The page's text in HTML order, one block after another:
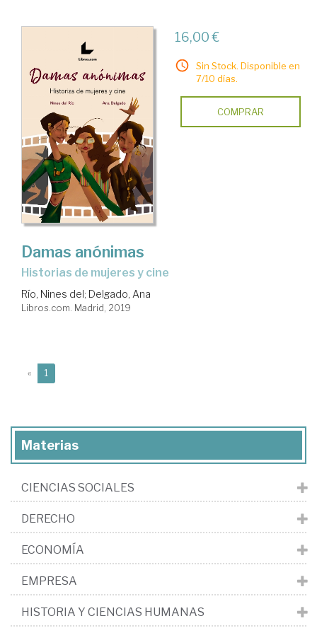
16,00 €
Sin Stock. Disponible en
7/10 días.
COMPRAR
Damas anónimas
historias de mujeres y cine
Río, Nines del; Delgado, Ana
Libros.com. Madrid, 2019
« 1
Materias
CIENCIAS SOCIALES
DERECHO
ECONOMÍA
EMPRESA
HISTORIA Y CIENCIAS HUMANAS